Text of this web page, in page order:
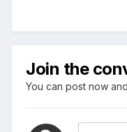
Join the
You can post now